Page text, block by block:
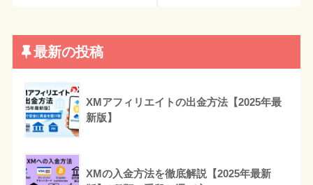
最新の投稿
XMアフィリエイトの出金方法【2025年最
新版】
XMの入金方法を徹底解説【2025年最新